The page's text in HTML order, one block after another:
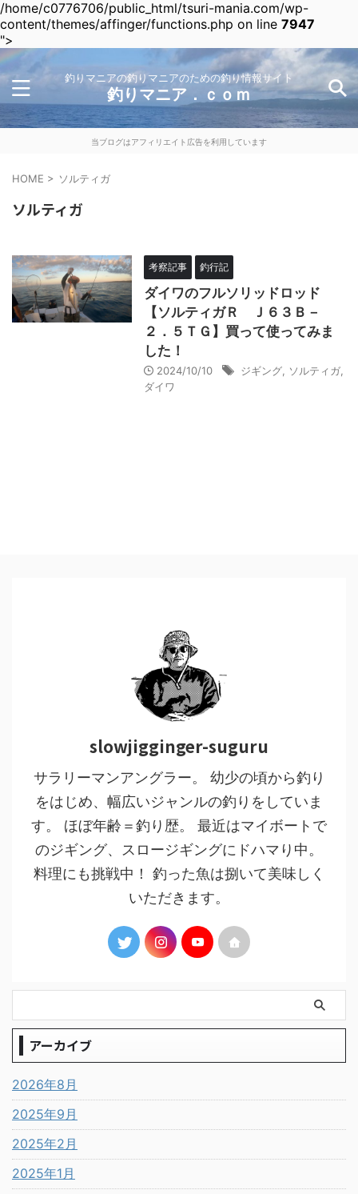
/home/c0776706/public_html/tsuri-mania.com/wp-
content/themes/affinger/functions.php on line 7947
">
釣りマニアの釣りマニアのための釣り情報サイト
釣りマニア．ｃｏｍ
当ブログはアフィリエイト広告を利用しています
HOME > ソルティガ
ソルティガ
考察記事 釣行記
ダイワのフルソリッドロッド
【ソルティガＲ Ｊ６３Ｂ－
２．５ＴＧ】買って使ってみま
した！
2024/10/10 ジギング ソルティガ
ダイワ
slowjigginger-suguru
サラリーマンアングラー。 幼少の頃から釣り
をはじめ、幅広いジャンルの釣りをしていま
す。 ほぼ年齢＝釣り歴。 最近はマイボートで
のジギング、スロージギングにドハマり中。
料理にも挑戦中！ 釣った魚は捌いて美味しく
いただきます。
アーカイブ
2026年8月
2025年9月
2025年2月
2025年1月